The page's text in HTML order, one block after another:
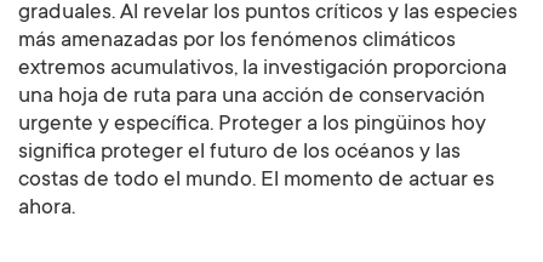
graduales. Al revelar los puntos críticos y las especies
más amenazadas por los fenómenos climáticos
extremos acumulativos, la investigación proporciona
una hoja de ruta para una acción de conservación
urgente y específica. Proteger a los pingüinos hoy
significa proteger el futuro de los océanos y las
costas de todo el mundo. El momento de actuar es
ahora.